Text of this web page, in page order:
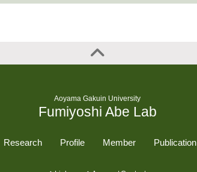
Aoyama Gakuin University
Fumiyoshi Abe Lab
Research Profile Member Publication